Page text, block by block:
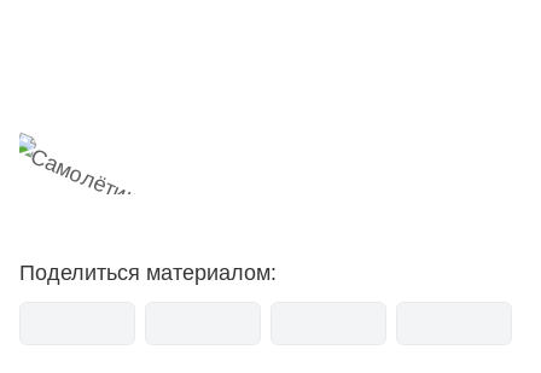
Поделиться материалом: